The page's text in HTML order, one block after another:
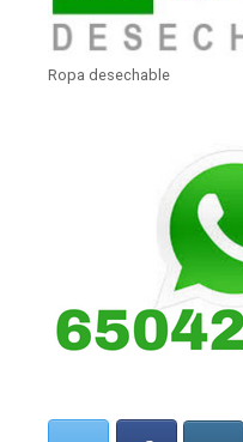
Ropa desechable